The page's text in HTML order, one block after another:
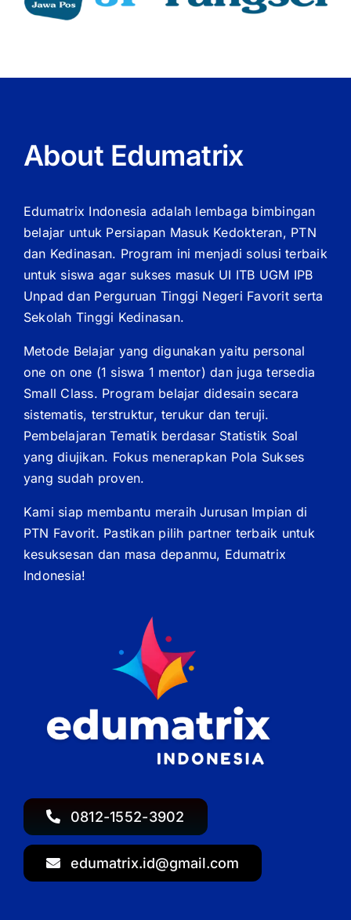
0812-1552-3902
edumatrix.id@gmail.com
About Edumatrix
Edumatrix Indonesia adalah lembaga bimbingan
belajar untuk Persiapan Masuk Kedokteran, PTN
dan Kedinasan. Program ini menjadi solusi terbaik
untuk siswa agar sukses masuk UI ITB UGM IPB
Unpad dan Perguruan Tinggi Negeri Favorit serta
Sekolah Tinggi Kedinasan.
Metode Belajar yang digunakan yaitu personal
one on one (1 siswa 1 mentor) dan juga tersedia
Small Class. Program belajar didesain secara
sistematis, terstruktur, terukur dan teruji.
Pembelajaran Tematik berdasar Statistik Soal
yang diujikan. Fokus menerapkan Pola Sukses
yang sudah proven.
Kami siap membantu meraih Jurusan Impian di
PTN Favorit. Pastikan pilih partner terbaik untuk
kesuksesan dan masa depanmu, Edumatrix
Indonesia!